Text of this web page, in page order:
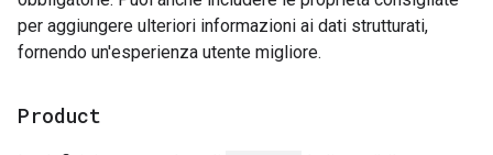
per aggiungere ulteriori informazioni ai dati strutturati,
fornendo un'esperienza utente migliore.
Product